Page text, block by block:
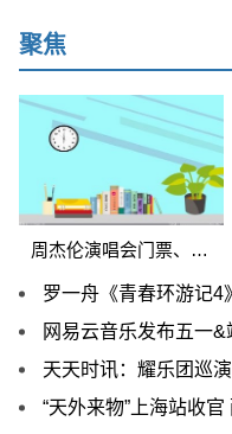
聚焦
周杰伦演唱会门票、音乐畅听会员！预约中国移动咪咕杰迷狂欢嘉年华直播享重磅惊喜
罗一舟《青春环游记4》化身“军师
网易云音乐发布五一&端午出行听歌
天天时讯：耀乐团巡演收官在即
“天外来物”上海站收官 薛之谦